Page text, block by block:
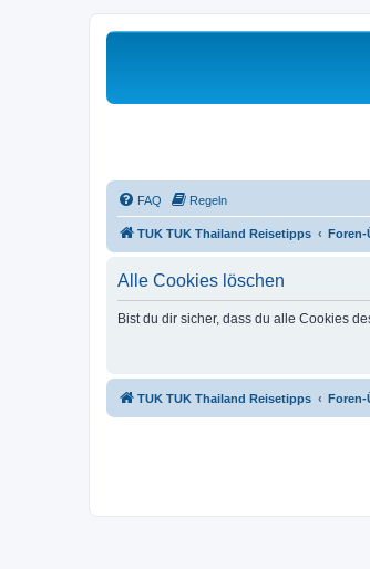
FAQ Regeln
TUK TUK Thailand Reisetipps Foren-
Alle Cookies löschen
Bist du dir sicher, dass du alle Cookies
TUK TUK Thailand Reisetipps Foren-